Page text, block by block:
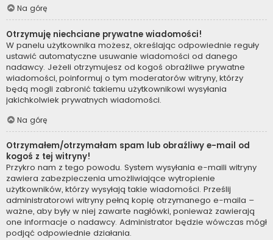
Na górę
Otrzymuję niechciane prywatne wiadomości!
W panelu użytkownika możesz, określając odpowiednie reguły
ustawić automatyczne usuwanie wiadomości od danego
nadawcy. Jeżeli otrzymujesz od kogoś obraźliwe prywatne
wiadomości, poinformuj o tym moderatorów witryny, którzy
będą mogli zabronić takiemu użytkownikowi wysyłania
jakichkolwiek prywatnych wiadomości.
Na górę
Otrzymałem/otrzymałam spam lub obraźliwy e-mail od
kogoś z tej witryny!
Przykro nam z tego powodu. System wysyłania e-maili witryny
zawiera zabezpieczenia umożliwiające wytropienie
użytkowników, którzy wysyłają takie wiadomości. Prześlij
administratorowi witryny pełną kopię otrzymanego e-maila –
ważne, aby były w niej zawarte nagłówki, ponieważ zawierają
one informacje o nadawcy. Administrator będzie wówczas mógł
podjąć odpowiednie działania.